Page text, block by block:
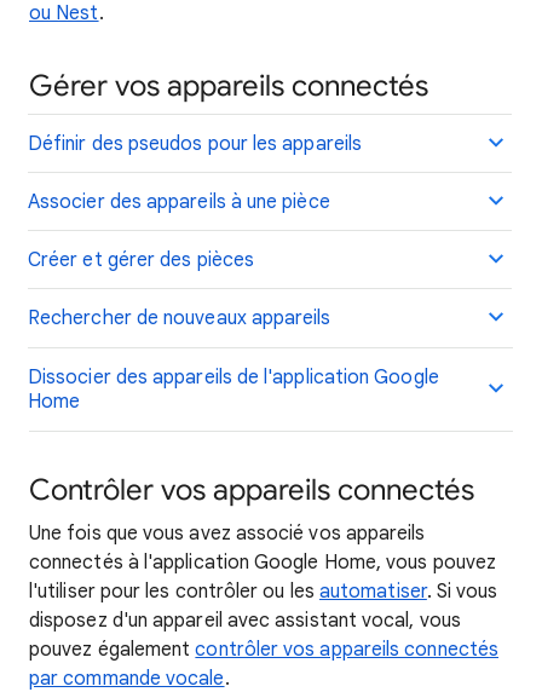
ou Nest.
Gérer vos appareils connectés
Définir des pseudos pour les appareils
Associer des appareils à une pièce
Créer et gérer des pièces
Rechercher de nouveaux appareils
Dissocier des appareils de l'application Google
Home
Contrôler vos appareils connectés
Une fois que vous avez associé vos appareils
connectés à l'application Google Home, vous pouvez
l'utiliser pour les contrôler ou les automatiser. Si vous
disposez d'un appareil avec assistant vocal, vous
pouvez égalementcontrôler vos appareils connectés
par commande vocale.